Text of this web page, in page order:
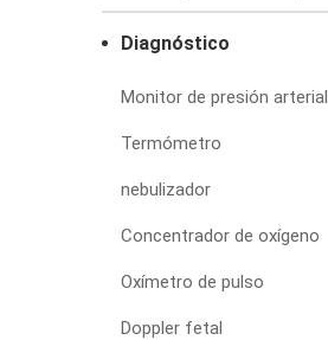
Diagnóstico
Monitor de presión arterial
Termómetro
nebulizador
Concentrador de oxígeno
Oxímetro de pulso
Doppler fetal